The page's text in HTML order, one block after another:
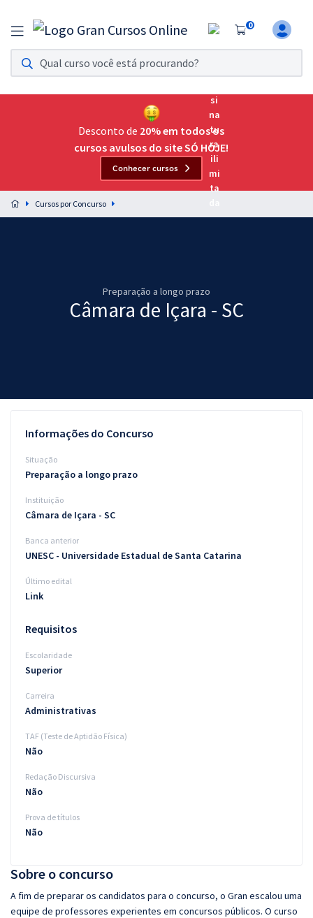
0
Assinatura Ilimitada 11
Acesso a todos os cursos. Teste grátis por 7 dias!
Assinatura OAB Até Passar
Acesso ilimitado a toda preparação para o Exame da
Preparação completa e intensiva para as principais
residências em saúde do Brasil
Cursos 20% OFF
Questões grátis
Blog
Aprovados
Atendimento
Desconto de 20% em todos os
cursos avulsos do site SÓ HOJE!
Conhecer cursos
Cursos por Concurso
Preparação a longo prazo
Câmara de Içara - SC
Sobre o concurso
A fim de preparar os candidatos para o concurso, o Gran escalou uma
equipe de professores experientes em concursos públicos. O curso
Informações do Concurso
Situação
Preparação a longo prazo
Instituição
Câmara de Içara - SC
Banca anterior
UNESC - Universidade Estadual de Santa Catarina
Último edital
Link
Requisitos
Escolaridade
Superior
Carreira
Administrativas
TAF (Teste de Aptidão Física)
Não
Redação Discursiva
Não
Prova de títulos
Não